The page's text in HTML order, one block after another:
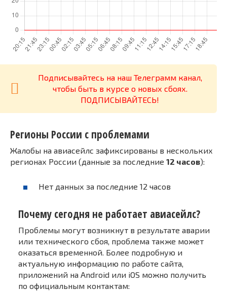
Подписывайтесь на наш Телеграмм канал,
чтобы быть в курсе о новых сбоях.
ПОДПИСЫВАЙТЕСЬ!
Регионы России с проблемами
Жалобы на авиасейлс зафиксированы в нескольких
регионах России (данные за последние 12 часов):
Нет данных за последние 12 часов
Почему сегодня не работает авиасейлс?
Проблемы могут возникнут в результате аварии
или технического сбоя, проблема также может
оказаться временной. Более подробную и
актуальную информацию по работе сайта,
приложений на Android или iOS можно получить
по официальным контактам: